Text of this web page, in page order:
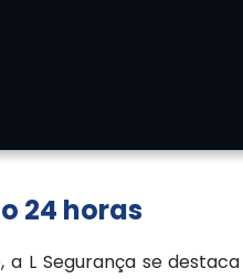
de segurança
de acesso, entre
nosso atendimento
24 horas
L Segurança se